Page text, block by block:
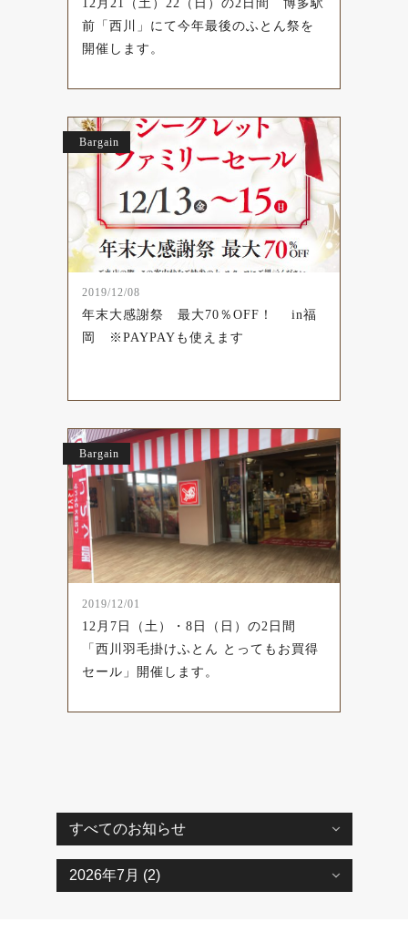
12月21（土）22（日）の2日間 博多駅
前「西川」にて今年最後のふとん祭を
開催します。
Bargain
2019/12/08
年末大感謝祭 最大70％OFF！ in福
岡 ※PAYPAYも使えます
Bargain
2019/12/01
12月7日（土）・8日（日）の2日間
「西川羽毛掛けふとん とってもお買得
セール」開催します。